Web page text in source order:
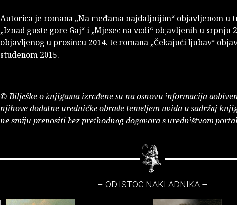
Autorica je romana „Na međama najdaljnijim“ objavljenom u
„Iznad guste gore Gaj“ i „Mjesec na vodi“ objavljenih u srpnju
objavljenog u prosincu 2014. te romana „Čekajući ljubav“
studenom 2015.
© Bilješke o knjigama izrađene su na osnovu informacija
njihove dodatne uredničke obrade temeljem uvida u sadržaj
ne smiju prenositi bez prethodnog dogovora s uredništvom
– OD ISTOG NAKLADNIKA –